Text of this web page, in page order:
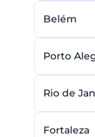
Belém
Porto
Rio de
Fortaleza